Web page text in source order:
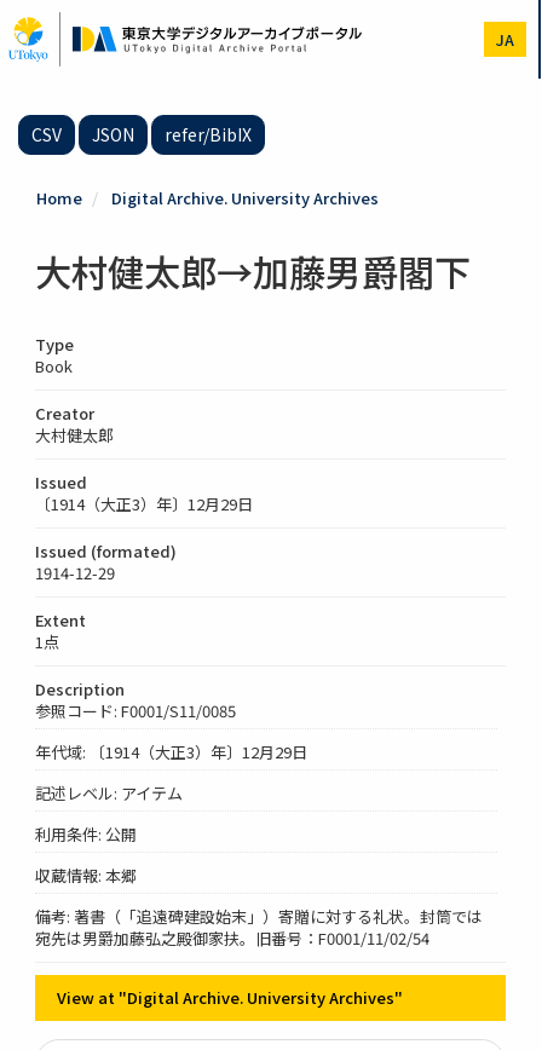
to
main
JA
CSV JSON refer/BibIX
Home Digital Archive. University Archives
大村健太郎→加藤男爵閣下
Type
Book
Creator
大村健太郎
Issued
〔1914（大正3）年〕12月29日
Issued (formated)
1914-12-29
Extent
1点
Description
参照コード: F0001/S11/0085
年代域: 〔1914（大正3）年〕12月29日
記述レベル: アイテム
利用条件: 公開
収蔵情報: 本郷
備考: 著書（「追遠碑建設始末」）寄贈に対する礼状。封筒では
宛先は男爵加藤弘之殿御家扶。旧番号：F0001/11/02/54
View at "Digital Archive. University Archives"